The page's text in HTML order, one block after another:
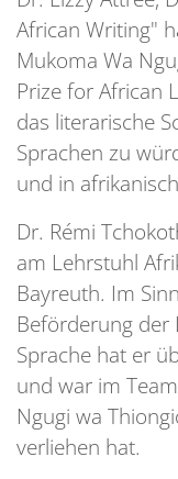
African Writing"
Mukoma Wa
Prize for African
das literarische
Sprachen zu
und in
Dr. Rémi
am Lehrstuhl
Bayreuth. Im
Beförderung der
Sprache hat er
und war im
Ngugi wa
verliehen hat.